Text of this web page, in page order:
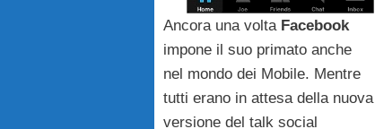
Ancora una volta Facebook
impone il suo primato anche
nel mondo dei Mobile. Mentre
tutti erano in attesa della nuova
versione del talk social